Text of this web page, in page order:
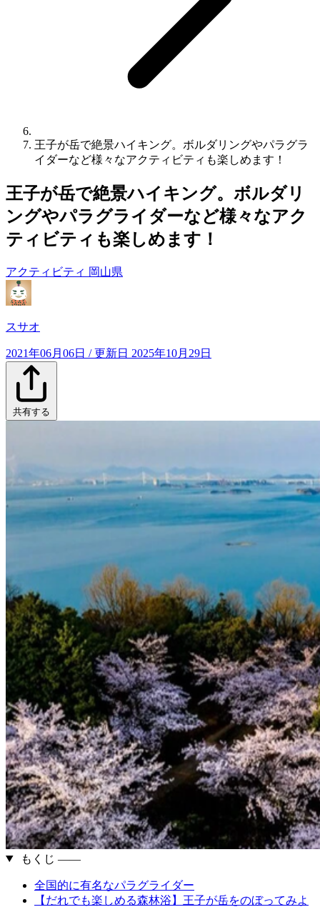
王子が岳で絶景ハイキング。ボルダリングやパラグラ
イダーなど様々なアクティビティも楽しめます！
王子が岳で絶景ハイキング。ボルダリ
ングやパラグライダーなど様々なアク
ティビティも楽しめます！
アクティビティ 岡山県
スサオ
2021年06月06日 / 更新日 2025年10月29日
共有する
もくじ ――
全国的に有名なパラグライダー
【だれでも楽しめる森林浴】王子が岳をのぼってみよ